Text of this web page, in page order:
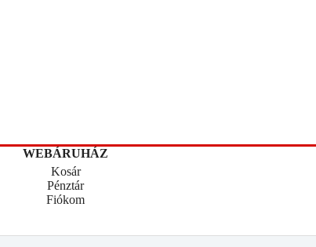
WEBÁRUHÁZ
Kosár
Pénztár
Fiókom